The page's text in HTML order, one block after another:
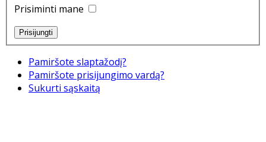
Prisiminti mane
Pamiršote slaptažodį?
Pamiršote prisijungimo vardą?
Sukurti sąskaitą